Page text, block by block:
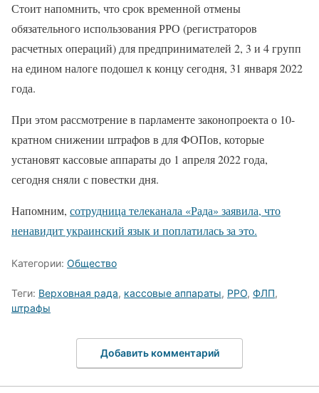
Стоит напомнить, что срок временной отмены
обязательного использования РРО (регистраторов
расчетных операций) для предпринимателей 2, 3 и 4 групп
на едином налоге подошел к концу сегодня, 31 января 2022
года.
При этом рассмотрение в парламенте законопроекта о 10-
кратном снижении штрафов в для ФОПов, которые
установят кассовые аппараты до 1 апреля 2022 года,
сегодня сняли с повестки дня.
Напомним, сотрудница телеканала «Рада» заявила, что
ненавидит украинский язык и поплатилась за это.
Категории: Общество
Теги: Верховная рада, кассовые аппараты, РРО, ФЛП,
штрафы
Добавить комментарий